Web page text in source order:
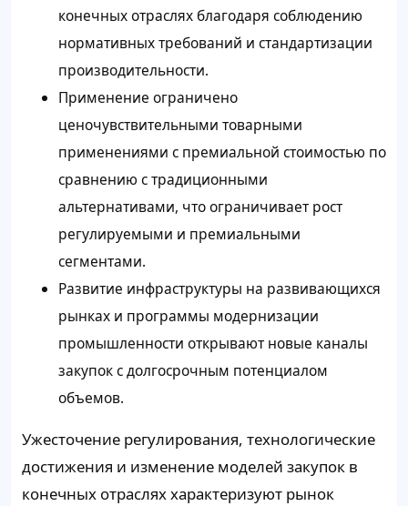
конечных отраслях благодаря соблюдению
нормативных требований и стандартизации
производительности.
Применение ограничено
ценочувствительными товарными
применениями с премиальной стоимостью по
сравнению с традиционными
альтернативами, что ограничивает рост
регулируемыми и премиальными
сегментами.
Развитие инфраструктуры на развивающихся
рынках и программы модернизации
промышленности открывают новые каналы
закупок с долгосрочным потенциалом
объемов.
Ужесточение регулирования, технологические
достижения и изменение моделей закупок в
конечных отраслях характеризуют рынок